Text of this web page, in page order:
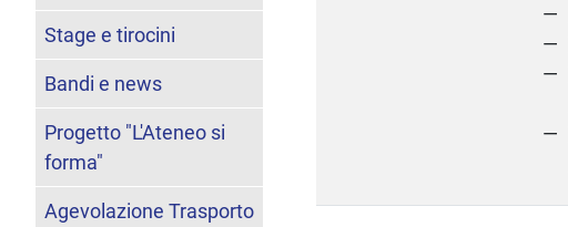
Stage e tirocini
Bandi e news
Progetto "L'Ateneo si
forma"
Agevolazione Trasporto